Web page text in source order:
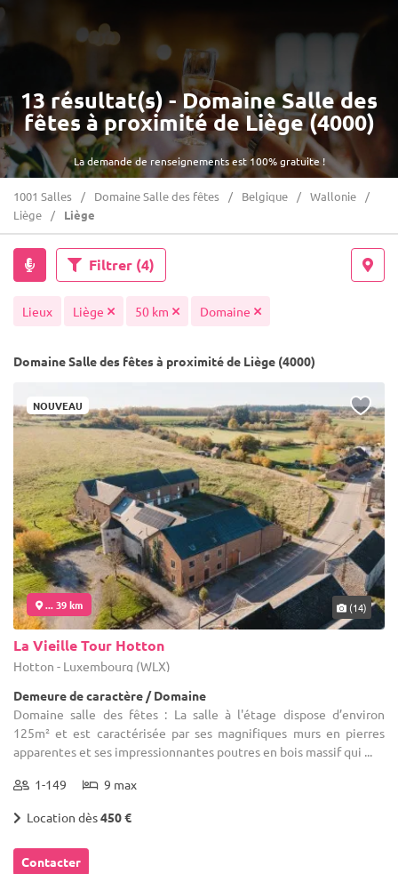
La demande de renseignements est 100% gratuite !
13 résultat(s) - Domaine Salle des
fêtes à proximité de Liège (4000)
1001 Salles Domaine Salle des fêtes Belgique
Wallonie
Liège
Liège
Filtrer (4)
Lieux Liège 50 km Domaine
Domaine Salle des fêtes à proximité de Liège (4000)
NOUVEAU
... 39 km (14)
La Vieille Tour Hotton
Hotton - Luxembourg (WLX)
Demeure de caractère / Domaine
Domaine salle des fêtes : La salle à l'étage dispose d’environ
125m² et est caractérisée par ses magnifiques murs en pierres
apparentes et ses impressionnantes poutres en bois massif qui ...
1-149 9 max
Location dès450 €
Contacter